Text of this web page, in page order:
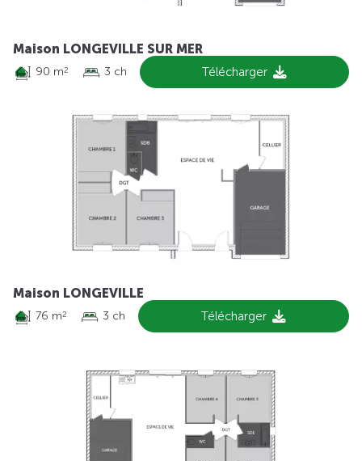
Maison LONGEVILLE SUR MER
90 m2 3 ch Télécharger
Maison LONGEVILLE
76 m2 3 ch Télécharger